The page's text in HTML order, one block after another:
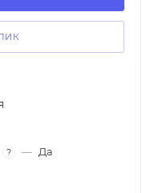
? — Да